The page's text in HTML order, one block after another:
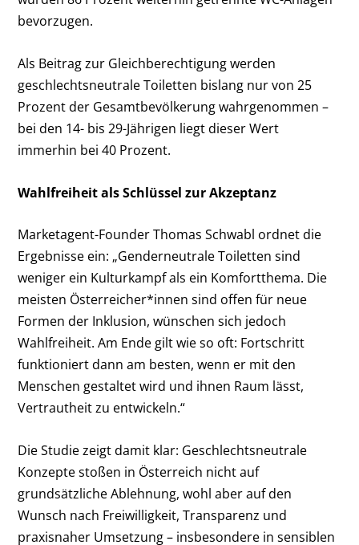
bevorzugen.
Als Beitrag zur Gleichberechtigung werden
geschlechtsneutrale Toiletten bislang nur von 25
Prozent der Gesamtbevölkerung wahrgenommen –
bei den 14- bis 29-Jährigen liegt dieser Wert
immerhin bei 40 Prozent.
Wahlfreiheit als Schlüssel zur Akzeptanz
Marketagent-Founder Thomas Schwabl ordnet die
Ergebnisse ein: „Genderneutrale Toiletten sind
weniger ein Kulturkampf als ein Komfortthema. Die
meisten Österreicher*innen sind offen für neue
Formen der Inklusion, wünschen sich jedoch
Wahlfreiheit. Am Ende gilt wie so oft: Fortschritt
funktioniert dann am besten, wenn er mit den
Menschen gestaltet wird und ihnen Raum lässt,
Vertrautheit zu entwickeln.“
Die Studie zeigt damit klar: Geschlechtsneutrale
Konzepte stoßen in Österreich nicht auf
grundsätzliche Ablehnung, wohl aber auf den
Wunsch nach Freiwilligkeit, Transparenz und
praxisnaher Umsetzung – insbesondere in sensiblen